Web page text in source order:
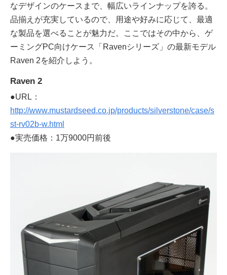
なデザインのケースまで、幅広いラインナップを誇る。
品揃えが充実しているので、用途や好みに応じて、最適
な製品を選べることが魅力だ。ここではその中から、ゲ
ーミングPC向けケース「Ravenシリーズ」の最新モデル
Raven 2を紹介しよう。
Raven 2
●URL：
http://www.mustardseed.co.jp/products/silverstone/case/s
st-rv02b-w.html
●実売価格：1万9000円前後